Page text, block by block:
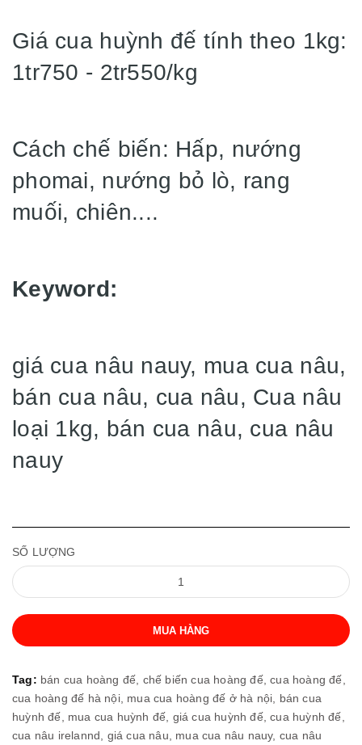
Giá cua huỳnh đế tính theo 1kg:
1tr750 - 2tr550/kg
Cách chế biến: Hấp, nướng
phomai, nướng bỏ lò, rang
muối, chiên....
Keyword:
giá cua nâu nauy, mua cua nâu,
bán cua nâu, cua nâu, Cua nâu
loại 1kg, bán cua nâu, cua nâu
nauy
SỐ LƯỢNG
MUA HÀNG
Tag: bán cua hoàng đế, chế biến cua hoàng đế,cua hoàng đế,
cua hoàng đế hà nội, mua cua hoàng đế ở hà nội, bán cua
huỳnh đế, mua cua huỳnh đế, giá cua huỳnh đế,cua huỳnh đế,
cua nâu irelannd, giá cua nâu, mua cua nâu nauy, cua nâu